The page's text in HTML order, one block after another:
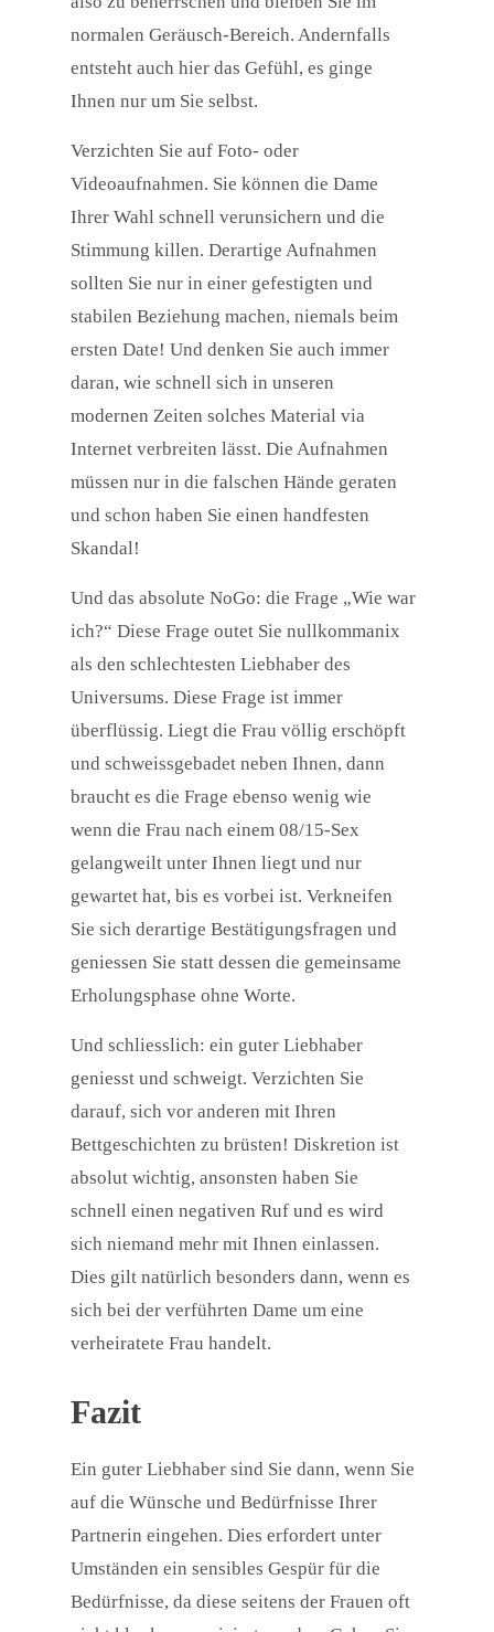
normalen Geräusch-Bereich. Andernfalls
entsteht auch hier das Gefühl, es ginge
Ihnen nur um Sie selbst.
Verzichten Sie auf Foto- oder
Videoaufnahmen. Sie können die Dame
Ihrer Wahl schnell verunsichern und die
Stimmung killen. Derartige Aufnahmen
sollten Sie nur in einer gefestigten und
stabilen Beziehung machen, niemals beim
ersten Date! Und denken Sie auch immer
daran, wie schnell sich in unseren
modernen Zeiten solches Material via
Internet verbreiten lässt. Die Aufnahmen
müssen nur in die falschen Hände geraten
und schon haben Sie einen handfesten
Skandal!
Und das absolute NoGo: die Frage „Wie war
ich?“ Diese Frage outet Sie nullkommanix
als den schlechtesten Liebhaber des
Universums. Diese Frage ist immer
überflüssig. Liegt die Frau völlig erschöpft
und schweissgebadet neben Ihnen, dann
braucht es die Frage ebenso wenig wie
wenn die Frau nach einem 08/15-Sex
gelangweilt unter Ihnen liegt und nur
gewartet hat, bis es vorbei ist. Verkneifen
Sie sich derartige Bestätigungsfragen und
geniessen Sie statt dessen die gemeinsame
Erholungsphase ohne Worte.
Und schliesslich: ein guter Liebhaber
geniesst und schweigt. Verzichten Sie
darauf, sich vor anderen mit Ihren
Bettgeschichten zu brüsten! Diskretion ist
absolut wichtig, ansonsten haben Sie
schnell einen negativen Ruf und es wird
sich niemand mehr mit Ihnen einlassen.
Dies gilt natürlich besonders dann, wenn es
sich bei der verführten Dame um eine
verheiratete Frau handelt.
Fazit
Ein guter Liebhaber sind Sie dann, wenn Sie
auf die Wünsche und Bedürfnisse Ihrer
Partnerin eingehen. Dies erfordert unter
Umständen ein sensibles Gespür für die
Bedürfnisse, da diese seitens der Frauen oft